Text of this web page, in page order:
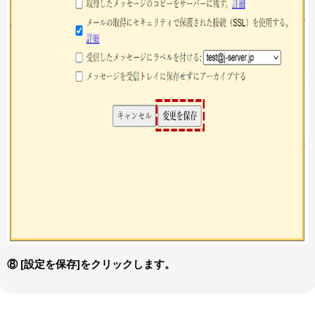
⑧ [設定を保存]をクリックします。